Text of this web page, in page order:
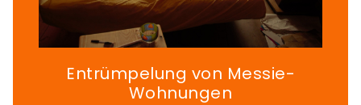
Entrümpelung von Messie-
Wohnungen